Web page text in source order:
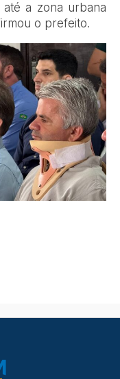
a zona urbana
o prefeito.